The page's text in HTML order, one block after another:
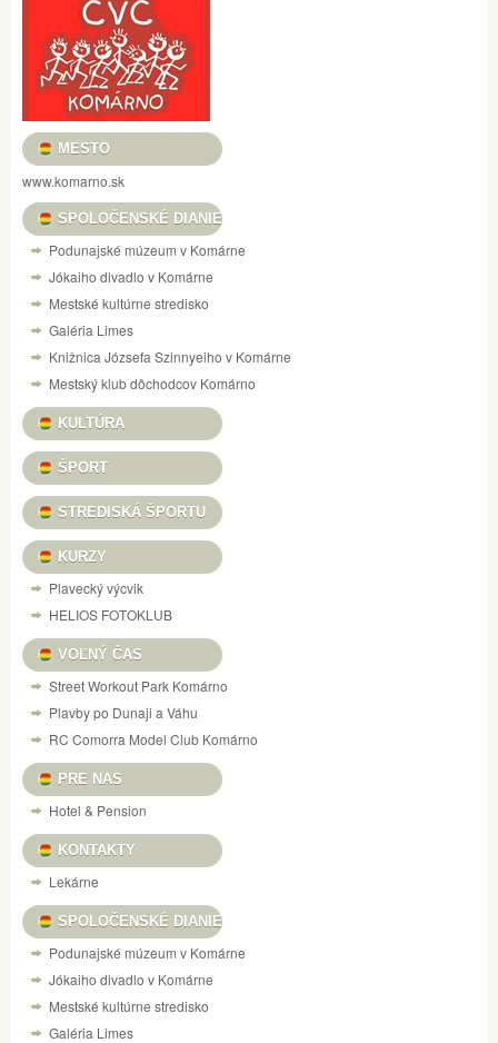
MESTO
www.komarno.sk
SPOLOČENSKÉ DIANIE
Podunajské múzeum v Komárne
Jókaiho divadlo v Komárne
Mestské kultúrne stredisko
Galéria Limes
Knižnica Józsefa Szinnyeiho v Komárne
Mestský klub dôchodcov Komárno
KULTÚRA
ŠPORT
STREDISKÁ ŠPORTU
KURZY
Plavecký výcvik
HELIOS FOTOKLUB
VOĽNÝ ČAS
Street Workout Park Komárno
Plavby po Dunaji a Váhu
RC Comorra Model Club Komárno
PRE NAS
Hotel & Pension
KONTAKTY
Lekárne
SPOLOČENSKÉ DIANIE
Podunajské múzeum v Komárne
Jókaiho divadlo v Komárne
Mestské kultúrne stredisko
Galéria Limes